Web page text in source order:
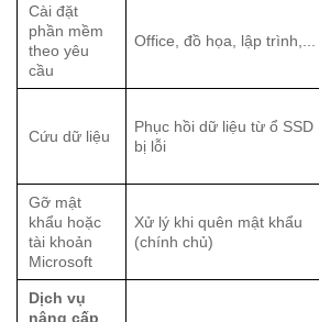
Cài đặt
phần mềm
theo yêu
cầu
Office, đồ họa, lập trình,...
Cứu dữ liệu
Phục hồi dữ liệu từ ổ SSD
bị lỗi
Gỡ mật
khẩu hoặc
tài khoản
Microsoft
Xử lý khi quên mật khẩu
(chính chủ)
Dịch vụ
nâng cấp